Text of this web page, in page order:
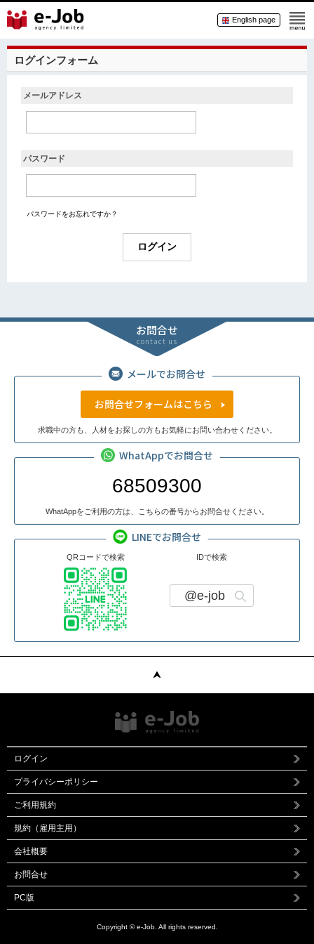
English page
ログインフォーム
メールアドレス
パスワード
パスワードをお忘れですか？
お問合せ
contact us
メールでお問合せ
お問合せフォームはこちら
求職中の方も、人材をお探しの方もお気軽にお問い合わせください。
WhatAppでお問合せ
68509300
WhatAppをご利用の方は、こちらの番号からお問合せください。
LINEでお問合せ
QRコードで検索 IDで検索
@e-job
ログイン
プライバシーポリシー
ご利用規約
規約（雇用主用）
会社概要
お問合せ
PC版
Copyright © e-Job. All rights reserved.